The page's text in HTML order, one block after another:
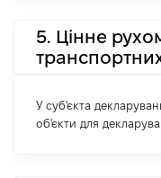
5. Цінне
У суб'єкта
об'єкти для